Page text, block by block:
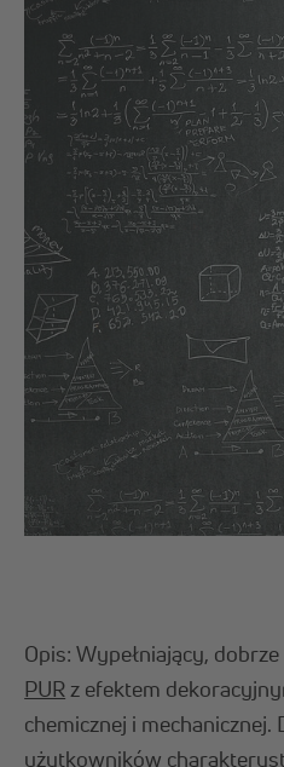
Opis: Wypełniający,
PUR z efektem
chemicznej i mechanicznej.
użytkowników